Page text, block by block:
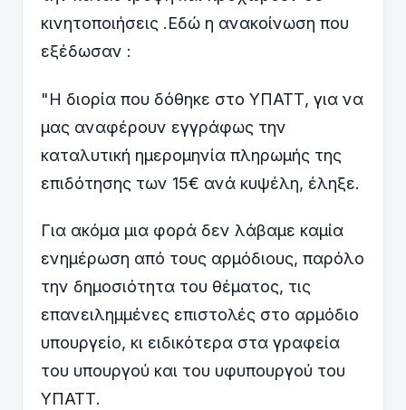
κινητοποιήσεις .Εδώ η ανακοίνωση που
εξέδωσαν :
"Η διορία που δόθηκε στο ΥΠΑΤΤ, για να
μας αναφέρουν εγγράφως την
καταλυτική ημερομηνία πληρωμής της
επιδότησης των 15€ ανά κυψέλη, έληξε.
Για ακόμα μια φορά δεν λάβαμε καμία
ενημέρωση από τους αρμόδιους, παρόλο
την δημοσιότητα του θέματος, τις
επανειλημμένες επιστολές στο αρμόδιο
υπουργείο, κι ειδικότερα στα γραφεία
του υπουργού και του υφυπουργού του
ΥΠΑΤΤ.